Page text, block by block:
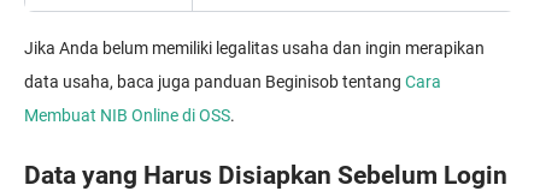
Jika Anda belum memiliki legalitas usaha dan ingin merapikan
data usaha, baca juga panduan Beginisob tentang Cara
Membuat NIB Online di OSS.
Data yang Harus Disiapkan Sebelum Login